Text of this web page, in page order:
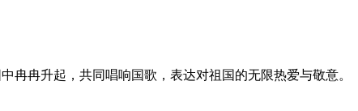
冉冉升起，共同唱响国歌，表达对祖国的无限热爱与敬意。